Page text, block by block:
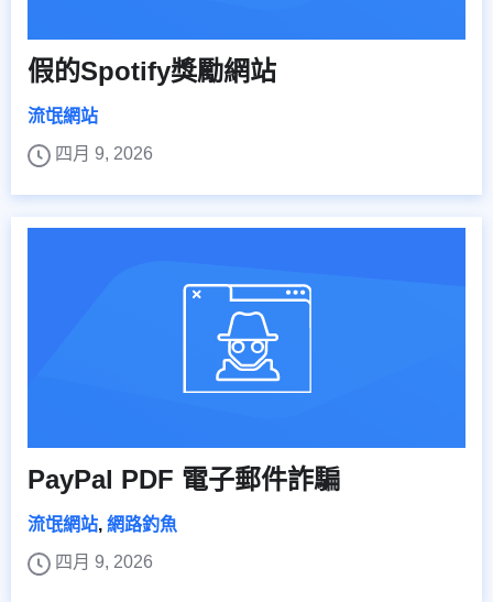
假的Spotify獎勵網站
流氓網站
四月 9, 2026
PayPal PDF 電子郵件詐騙
流氓網站, 網路釣魚
四月 9, 2026